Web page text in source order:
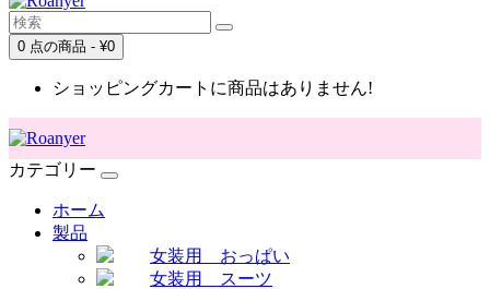
0 点の商品 - ¥0
ショッピングカートに商品はありません!
カテゴリー
ホーム
製品
女装用 おっぱい
女装用 スーツ